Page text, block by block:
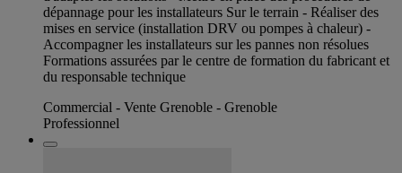
dépannage pour les installateurs Sur le terrain - Réaliser des
mises en service (installation DRV ou pompes à chaleur) -
Accompagner les installateurs sur les pannes non résolues
Formations assurées par le centre de formation du fabricant et
du responsable technique
Commercial - Vente Grenoble - Grenoble
Professionnel